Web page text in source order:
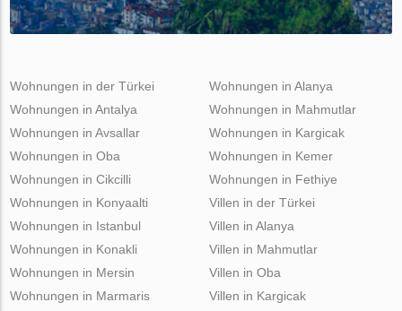
Wohnungen in der Türkei
Wohnungen in Antalya
Wohnungen in Avsallar
Wohnungen in Oba
Wohnungen in Cikcilli
Wohnungen in Alanya
Wohnungen in Mahmutlar
Wohnungen in Kargicak
Wohnungen in Kemer
Wohnungen in Fethiye
Wohnungen in Konyaalti
Wohnungen in Istanbul
Wohnungen in Konakli
Wohnungen in Mersin
Wohnungen in Marmaris
Villen in der Türkei
Villen in Alanya
Villen in Mahmutlar
Villen in Oba
Villen in Kargicak